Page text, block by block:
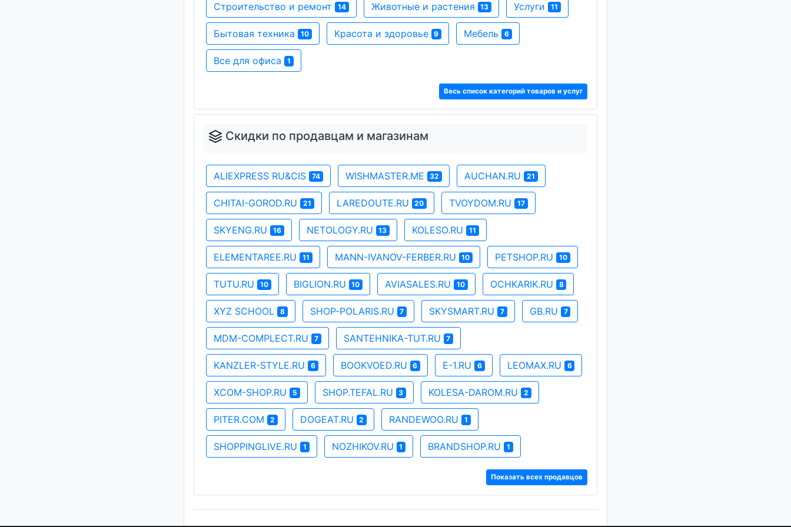
Строительство и ремонт 14 Животные и растения 13 Услуги 11
Бытовая техника 10 Красота и здоровье 9 Мебель 6
Все для офиса 1
Весь список категорий товаров и услуг
Скидки по продавцам и магазинам
ALIEXPRESS RU&CIS 74 WISHMASTER.ME 32 AUCHAN.RU 21
CHITAI-GOROD.RU 21 LAREDOUTE.RU 20 TVOYDOM.RU 17
SKYENG.RU 16 NETOLOGY.RU 13 KOLESO.RU 11
ELEMENTAREE.RU 11 MANN-IVANOV-FERBER.RU 10 PETSHOP.RU 10
TUTU.RU 10 BIGLION.RU 10 AVIASALES.RU 10 OCHKARIK.RU 8
XYZ SCHOOL 8 SHOP-POLARIS.RU 7 SKYSMART.RU 7 GB.RU 7
MDM-COMPLECT.RU 7 SANTEHNIKA-TUT.RU 7
KANZLER-STYLE.RU 6 BOOKVOED.RU 6 E-1.RU 6 LEOMAX.RU 6
XCOM-SHOP.RU 5 SHOP.TEFAL.RU 3 KOLESA-DAROM.RU 2
PITER.COM 2 DOGEAT.RU 2 RANDEWOO.RU 1
SHOPPINGLIVE.RU 1 NOZHIKOV.RU 1 BRANDSHOP.RU 1
Показать всех продавцов